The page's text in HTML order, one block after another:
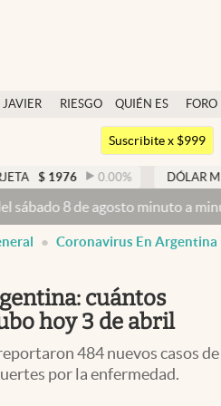
JAVIER
RIESGO
QUIÉN ES
QUIÉN
FORO
Argentina
México
Colombia
Suscribite x $999
% DÓLAR MEP 1526,03
minuto a minutoDólar hoy y
Coronavirus En Argentina
cuántos
hoy 3 de abril
484 nuevos casos de
por la enfermedad.